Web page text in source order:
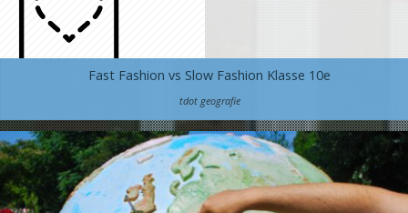
Fast Fashion vs Slow Fashion Klasse 10e
tdot geografie